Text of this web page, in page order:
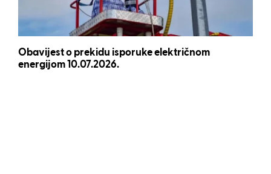
Obavijest o prekidu isporuke električnom
energijom 10.07.2026.